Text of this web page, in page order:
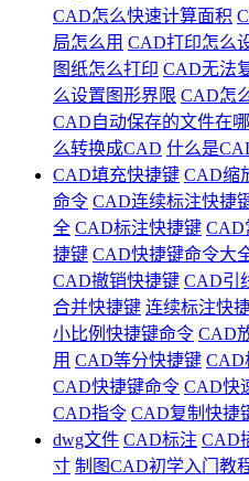
CAD怎么快速计算面积
局怎么用 CAD打印怎么
图纸怎么打印 CAD无法
么设置图形界限 CAD怎
CAD自动保存的文件在
么转换成CAD 什么是
CAD填充快捷键 CAD缩
命令 CAD连续标注快捷
全 CAD标注快捷键 CAD
捷键 CAD快捷键命令大
CAD撤销快捷键 CAD引
合并快捷键 连续标注快
小比例快捷键命令 CAD
用 CAD等分快捷键 CAD
CAD快捷键命令 CAD快
CAD指令 CAD复制快捷
dwg文件 CAD标注 CAD
寸 制图CAD初学入门教